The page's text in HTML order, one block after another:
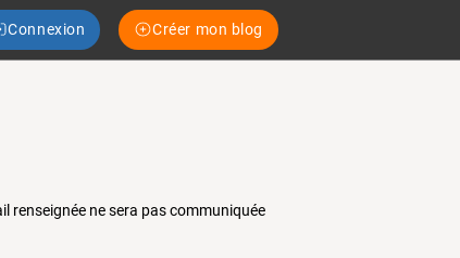
Connexion Créer mon blog
renseignée ne sera pas communiquée